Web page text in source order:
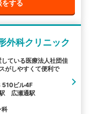
する
外科クリニック
ている医療法人社団佳
がしやすくて便利で
510ビル4F
広瀬通駅
科